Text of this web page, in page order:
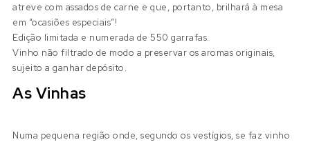
atreve com assados de carne e que, portanto, brilhará à mesa
em “ocasiões especiais”!
Edição limitada e numerada de 550 garrafas.
Vinho não filtrado de modo a preservar os aromas originais,
sujeito a ganhar depósito.
As Vinhas
Numa pequena região onde, segundo os vestígios, se faz vinho